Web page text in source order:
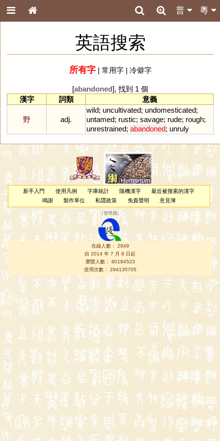
粵
普
英語搜索
所有字| 常用字| 冷僻字
[abandoned], 找到 1 個
漢字
詞類 意義
野 adj.
wild; uncultivated; undomesticated;
untamed; rustic; savage; rude; rough;
unrestrained; abandoned; unruly
新手入門 使用凡例 字庫統計 隨機漢字
最近被搜索的漢字
鳴謝
製作單位 私隱政策 免責聲明 意見簿
（管理員 ）
在線人數： 2849
自 2014 年 7 月 8 日起
瀏覽人數： 80184523
使用次數： 294135705